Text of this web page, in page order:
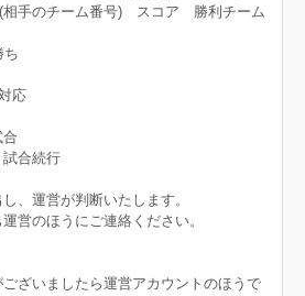
相手のチーム番号) スコア 勝利チーム
応
合続行
、運営が判断いたします。
営のほうにご連絡ください。
ざいましたら運営アカウントのほうで